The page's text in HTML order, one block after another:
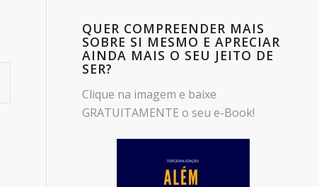
QUER COMPREENDER MAIS
SOBRE SI MESMO E APRECIAR
AINDA MAIS O SEU JEITO DE
SER?
Clique na imagem e baixe
GRATUITAMENTE o seu e-Book!